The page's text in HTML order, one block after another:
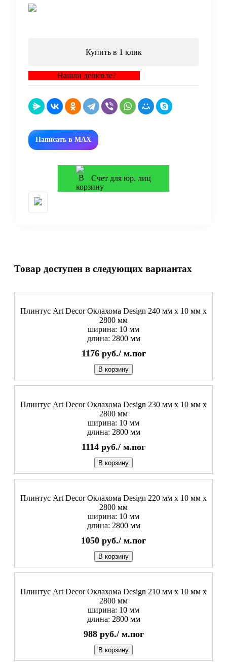
Купить в 1 клик
Нашли дешевле?
Написать в MAX
Счет для юр. лиц
Товар доступен в следующих вариантах
Плинтус Art Decor Оклахома Design 240 мм х 10 мм х
2800 мм
ширина: 10 мм
длина: 2800 мм
1176 руб./ м.пог
В корзину
Плинтус Art Decor Оклахома Design 230 мм х 10 мм х
2800 мм
ширина: 10 мм
длина: 2800 мм
1114 руб./ м.пог
В корзину
Плинтус Art Decor Оклахома Design 220 мм х 10 мм х
2800 мм
ширина: 10 мм
длина: 2800 мм
1050 руб./ м.пог
В корзину
Плинтус Art Decor Оклахома Design 210 мм х 10 мм х
2800 мм
ширина: 10 мм
длина: 2800 мм
988 руб./ м.пог
В корзину